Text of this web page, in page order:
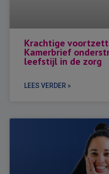
Krachtige
Kamerbrief
leefstijl in de zorg
LEES VERDER »